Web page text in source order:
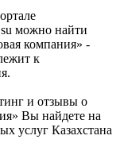
можно найти
компания» -
к
и отзывы о
Вы найдете на
услуг Казахстана